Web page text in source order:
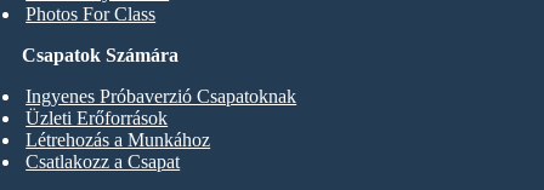
Photos For Class
Csapatok Számára
Ingyenes Próbaverzió Csapatoknak
Üzleti Erőforrások
Létrehozás a Munkához
Csatlakozz a Csapat